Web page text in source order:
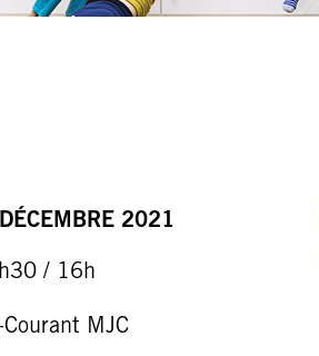
2021
/ 16h
MJC